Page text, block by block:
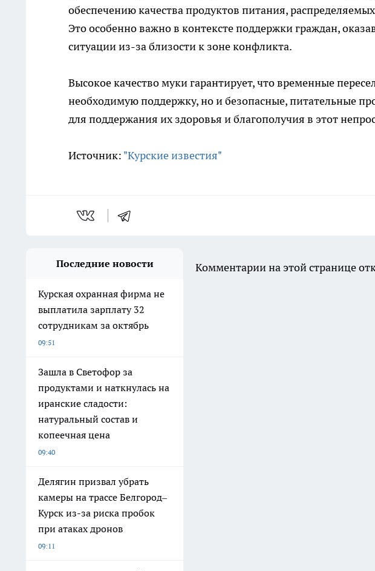
обеспечению качества продуктов питания,
Это особенно важно в контексте поддержки граждан,
ситуации из-за близости к зоне конфликта.
Высокое качество муки гарантирует, что временные
необходимую поддержку, но и безопасные, питательные
для поддержания их здоровья и благополучия в этот
Источник: "Курские известия"
Последние новости
Курская охранная фирма не
выплатила зарплату 32
сотрудникам за октябрь
09:51
Зашла в Светофор за
продуктами и наткнулась на
иранские сладости:
натуральный состав и
копеечная цена
09:40
Делягин призвал убрать
камеры на трассе Белгород–
Курск из-за риска пробок
при атаках дронов
09:11
Комментарии на этой странице